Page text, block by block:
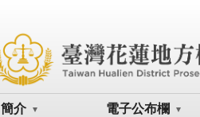
簡介 電子公布欄